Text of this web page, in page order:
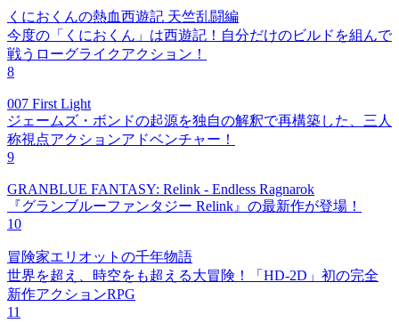
くにおくんの熱血西遊記 天竺乱闘編
今度の「くにおくん」は西遊記！自分だけのビルドを組んで
戦うローグライクアクション！
8
007 First Light
ジェームズ・ボンドの起源を独自の解釈で再構築した、三人
称視点アクションアドベンチャー！
9
GRANBLUE FANTASY: Relink - Endless Ragnarok
『グランブルーファンタジー Relink』の最新作が登場！
10
冒険家エリオットの千年物語
世界を超え、時空をも超える大冒険！「HD-2D」初の完全
新作アクションRPG
11